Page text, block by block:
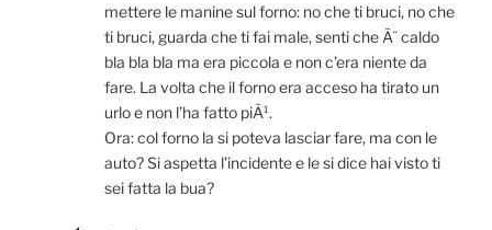
mettere le manine sul forno: no che ti bruci, no che
ti bruci, guarda che ti fai male, senti che Ã¨ caldo
bla bla bla ma era piccola e non c’era niente da
fare. La volta che il forno era acceso ha tirato un
urlo e non l’ha fatto piÃ¹.
Ora: col forno la si poteva lasciar fare, ma con le
auto? Si aspetta l’incidente e le si dice hai visto ti
sei fatta la bua?